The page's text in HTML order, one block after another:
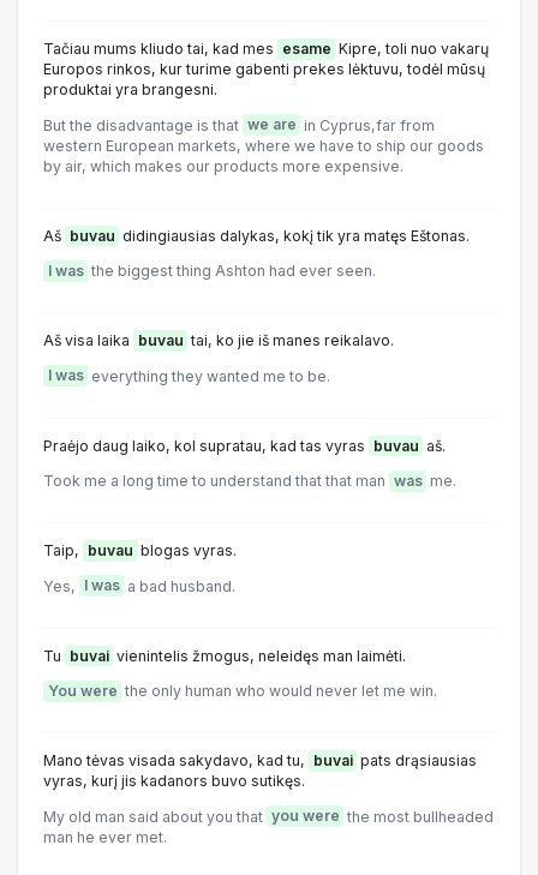
Tačiau mums kliudo tai, kad mes esame Kipre, toli nuo vakarų
Europos rinkos, kur turime gabenti prekes lėktuvu, todėl mūsų
produktai yra brangesni.
But the disadvantage is that we are in Cyprus,far from
western European markets, where we have to ship our goods
by air, which makes our products more expensive.
Aš buvau didingiausias dalykas, kokį tik yra matęs Eštonas.
I was the biggest thing Ashton had ever seen.
Aš visa laika buvau tai, ko jie iš manes reikalavo.
I was everything they wanted me to be.
Praėjo daug laiko, kol supratau, kad tas vyras buvau aš.
Took me a long time to understand that that man was me.
Taip, buvau blogas vyras.
Yes, I was a bad husband.
Tu buvai vienintelis žmogus, neleidęs man laimėti.
You were the only human who would never let me win.
Mano tėvas visada sakydavo, kad tu, buvai pats drąsiausias
vyras, kurį jis kadanors buvo sutikęs.
My old man said about you that you were the most bullheaded
man he ever met.